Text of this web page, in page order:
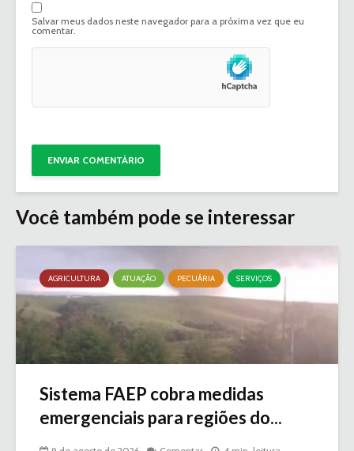
Salvar meus dados neste navegador para a próxima vez que eu
comentar.
Você também pode se interessar
AGRICULTURA ATUAÇÃO PECUÁRIA SERVIÇOS
Sistema FAEP cobra medidas
emergenciais para regiões do...